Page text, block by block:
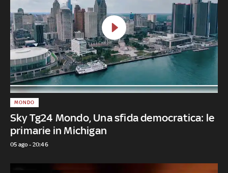
Sky Tg24 Mondo, Una sfida democratica: le
primarie in Michigan
MONDO
05 ago - 20:46